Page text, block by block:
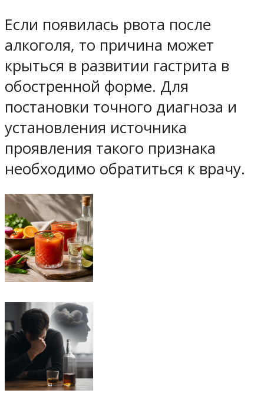
Если появилась рвота после
алкоголя, то причина может
крыться в развитии гастрита в
обостренной форме. Для
постановки точного диагноза и
установления источника
проявления такого признака
необходимо обратиться к врачу.